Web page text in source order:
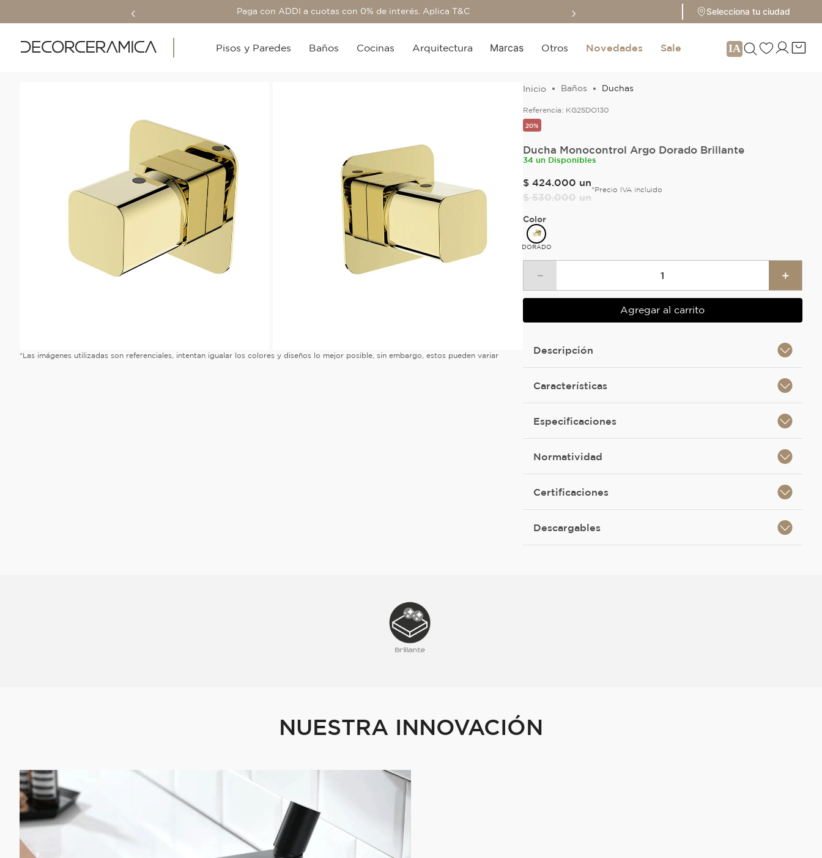
Paga con ADDI a cuotas con 0% de interés. Aplica T&C Sale hasta 70%
Selecciona tu ciudad
Pisos y Paredes Baños Cocinas Arquitectura Marcas Otros Novedades Sale
*Las imágenes utilizadas son referenciales, intentan igualar los colores y diseños lo mejor posible, sin embargo, estos pueden variar
Baños Duchas
Referencia: KG25DO130
20%
Ducha Monocontrol Argo Dorado Brillante
34 un Disponibles
$ 424.000 un
$ 530.000 un
*Precio IVA incluido
Color
DORADO
＋
－
Agregar al carrito
Descripción
Características
Especificaciones
Normatividad
Certificaciones
Descargables
NUESTRA INNOVACIÓN